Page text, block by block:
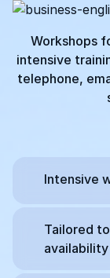
Workshops
intensive
telephone,
Intensive
Tailored
availability